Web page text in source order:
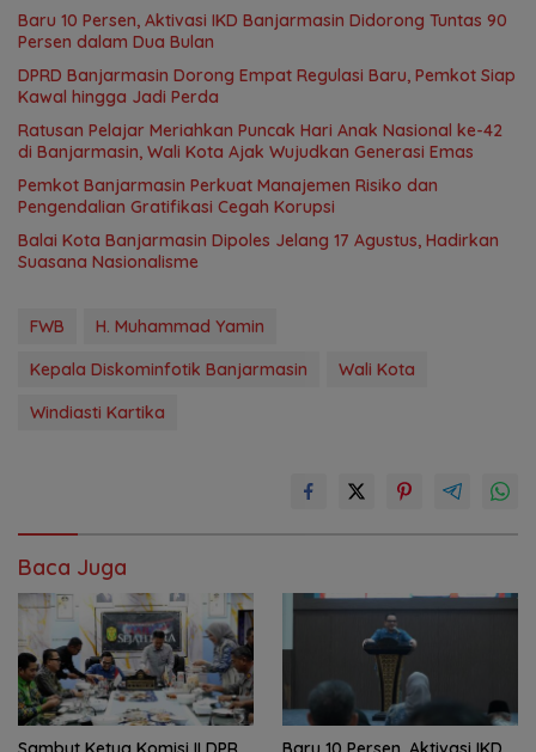
Baru 10 Persen, Aktivasi IKD Banjarmasin Didorong Tuntas 90
Persen dalam Dua Bulan
DPRD Banjarmasin Dorong Empat Regulasi Baru, Pemkot Siap
Kawal hingga Jadi Perda
Ratusan Pelajar Meriahkan Puncak Hari Anak Nasional ke-42
di Banjarmasin, Wali Kota Ajak Wujudkan Generasi Emas
Pemkot Banjarmasin Perkuat Manajemen Risiko dan
Pengendalian Gratifikasi Cegah Korupsi
Balai Kota Banjarmasin Dipoles Jelang 17 Agustus, Hadirkan
Suasana Nasionalisme
FWB
H. Muhammad Yamin
Kepala Diskominfotik Banjarmasin
Wali Kota
Windiasti Kartika
Baca Juga